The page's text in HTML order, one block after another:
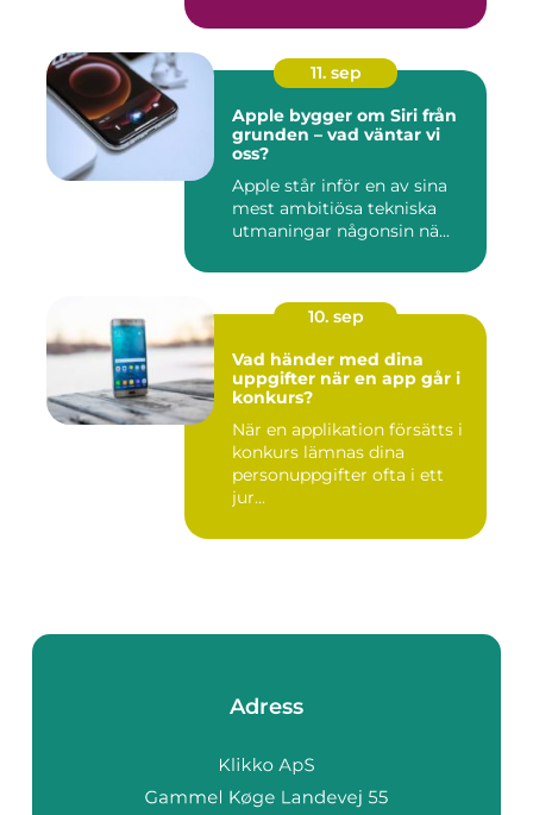
11. sep
Apple bygger om Siri från
grunden – vad väntar vi
oss?
Apple står inför en av sina
mest ambitiösa tekniska
utmaningar någonsin nä...
10. sep
Vad händer med dina
uppgifter när en app går i
konkurs?
När en applikation försätts i
konkurs lämnas dina
personuppgifter ofta i ett
jur...
Adress